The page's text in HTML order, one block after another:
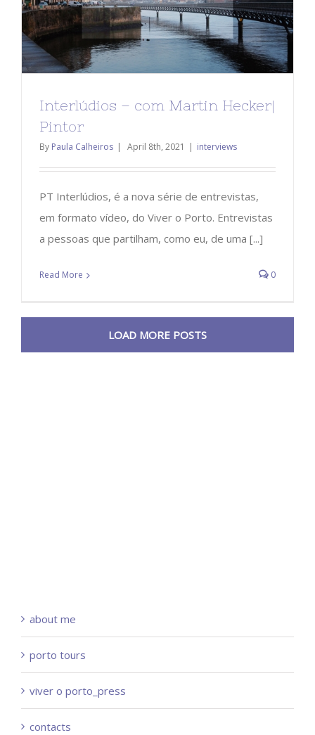
Interlúdios – com Martin Hecker|
Pintor
By Paula Calheiros | April 8th, 2021 | interviews
PT Interlúdios, é a nova série de entrevistas,
em formato vídeo, do Viver o Porto. Entrevistas
a pessoas que partilham, como eu, de uma [...]
Read More 0
LOAD MORE POSTS
about me
porto tours
viver o porto_press
contacts